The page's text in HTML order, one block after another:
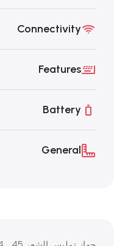
Connectivity
Features
Battery
General